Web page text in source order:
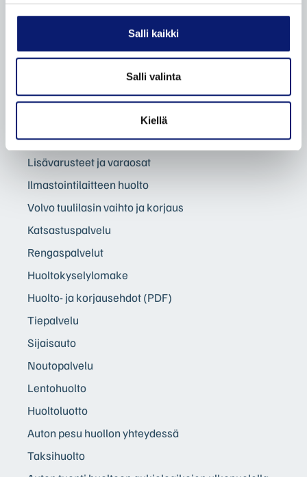
Salli kaikki
Salli valinta
Kiellä
Etämyynnin ehdot
Volvo Omamekaanikko
Korikorjaamo
Mobile service
Lisävarusteet ja varaosat
Ilmastointilaitteen huolto
Volvo tuulilasin vaihto ja korjaus
Katsastuspalvelu
Rengaspalvelut
Huoltokyselylomake
Huolto- ja korjausehdot (PDF)
Tiepalvelu
Sijaisauto
Noutopalvelu
Lentohuolto
Huoltoluotto
Auton pesu huollon yhteydessä
Taksihuolto